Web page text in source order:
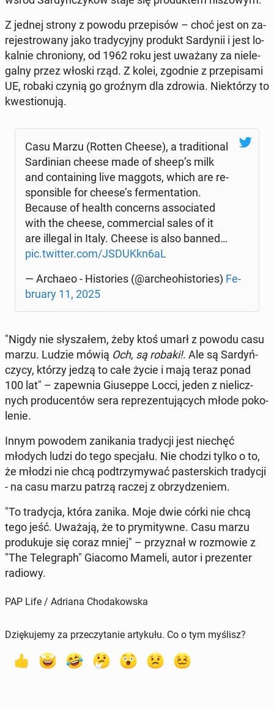
Z jednej strony z powodu prze­pi­sów – choć jest on za­
re­je­stro­wa­ny jako tra­dy­cyj­ny produkt Sar­dy­nii i jest lo­
kal­nie chro­nio­ny, od 1962 roku jest uważany za nie­le­
gal­ny przez włoski rząd. Z kolei, zgodnie z prze­pi­sa­mi
UE, robaki czynią go groźnym dla zdrowia. Nie­któ­rzy to
kwe­stio­nu­ją.
Casu Marzu (Rotten Cheese), a tra­di­tio­nal
Sar­di­nian cheese made of sheep’s milk
and con­ta­ining live maggots, which are re­
spon­si­ble for cheese’s fer­men­ta­tion.
Because of health con­cerns as­so­cia­ted
with the cheese, com­mer­cial sales of it
are illegal in Italy. Cheese is also banned…
pic.twitter.com/JSDUKkn6aL
— Archaeo - Hi­sto­ries (@ar­che­ohi­sto­ries) Fe­
bru­ary 11, 2025
"Nigdy nie sły­sza­łem, żeby ktoś umarł z powodu casu
marzu. Ludzie mówią Och, są robaki!. Ale są Sar­dyń­
czy­cy, którzy jedzą to całe życie i mają teraz ponad
100 lat" – za­pew­nia Giu­sep­pe Locci, jeden z nie­licz­
nych pro­du­cen­tów sera re­pre­zen­tu­ją­cych młode po­ko­
le­nie.
Innym powodem za­ni­ka­nia tra­dy­cji jest niechęć
młodych ludzi do tego spe­cja­łu. Nie chodzi tylko o to,
że młodzi nie chcą pod­trzy­my­wać pa­ster­skich tra­dy­cji
- na casu marzu patrzą raczej z obrzy­dze­niem.
"To tra­dy­cja, która zanika. Moje dwie córki nie chcą
tego jeść. Uważają, że to pry­mi­tyw­ne. Casu marzu
pro­du­ku­je się coraz mniej" – przy­znał w roz­mo­wie z
"The Te­le­graph" Giacomo Mameli, autor i pre­zen­ter
radiowy.
PAP Life / Adriana Chodakowska
Dziękujemy za przeczytanie artykułu. Co o tym myślisz?